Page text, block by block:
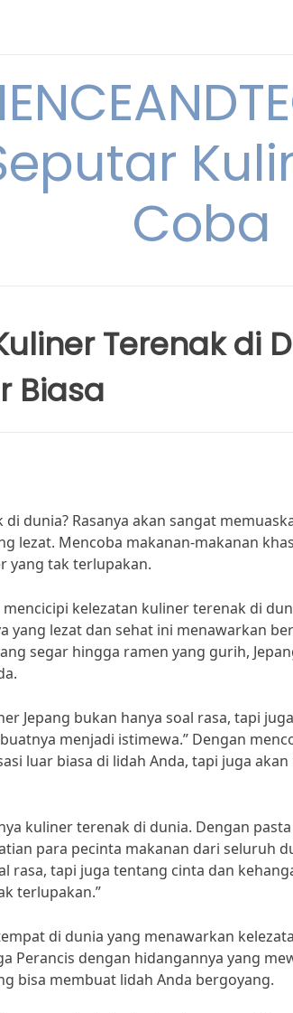
Coba
Terenak di
Biasa
dunia? Rasanya akan sangat
lezat. Mencoba makanan-makanan
yang tak terlupakan.
kelezatan kuliner terenak di
yang lezat dan sehat ini menawarkan
segar hingga ramen yang gurih,
Jepang bukan hanya soal rasa, tapi
menjadi istimewa.” Dengan
luar biasa di lidah Anda, tapi juga
kuliner terenak di dunia. Dengan
para pecinta makanan dari seluruh
rasa, tapi juga tentang cinta dan
terlupakan.”
di dunia yang menawarkan
Perancis dengan hidangannya yang
bisa membuat lidah Anda bergoyang.